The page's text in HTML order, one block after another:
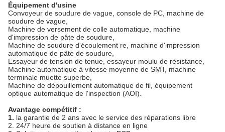
Équipement d'usine
Convoyeur de soudure de vague, console de PC, machine de
soudure de vague,
Machine de versement de colle automatique, machine
d'impression de pâte de soudure,
Machine de soudure d'écoulement re, machine d'impression
automatique de pâte de soudure,
Essayeur de tension de tenue, essayeur moulu de résistance,
Machine automatique à vitesse moyenne de SMT, machine
terminale muette superbe,
Machine de dépouillement automatique de fil, équipement
optique automatique de l'inspection (AOI).
Avantage compétitif :
1. la garantie de 2 ans avec le service des réparations libre
2. 24/7 heure de soutien à distance en ligne